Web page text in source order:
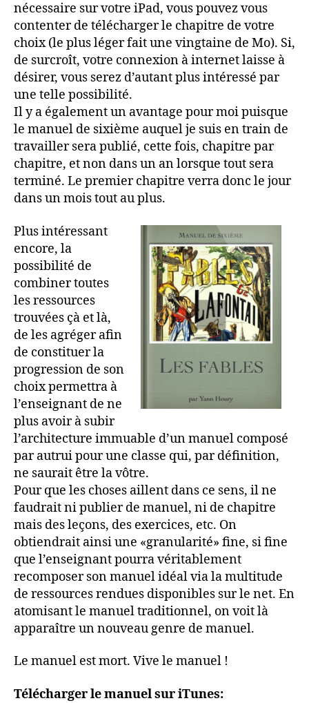
nécessaire sur votre iPad, vous pouvez vous
contenter de télécharger le chapitre de votre
choix (le plus léger fait une vingtaine de Mo). Si,
de surcroît, votre connexion à internet laisse à
désirer, vous serez d’autant plus intéressé par
une telle possibilité.
Il y a également un avantage pour moi puisque
le manuel de sixième auquel je suis en train de
travailler sera publié, cette fois, chapitre par
chapitre, et non dans un an lorsque tout sera
terminé. Le premier chapitre verra donc le jour
dans un mois tout au plus.
Plus intéressant
encore, la
possibilité de
combiner toutes
les ressources
trouvées çà et là,
de les agréger afin
de constituer la
progression de son
choix permettra à
l’enseignant de ne
plus avoir à subir
l’architecture immuable d’un manuel composé
par autrui pour une classe qui, par définition,
ne saurait être la vôtre.
Pour que les choses aillent dans ce sens, il ne
faudrait ni publier de manuel, ni de chapitre
mais des leçons, des exercices, etc. On
obtiendrait ainsi une «granularité» fine, si fine
que l’enseignant pourra véritablement
recomposer son manuel idéal via la multitude
de ressources rendues disponibles sur le net. En
atomisant le manuel traditionnel, on voit là
apparaître un nouveau genre de manuel.
Le manuel est mort. Vive le manuel !
Télécharger le manuel sur iTunes: